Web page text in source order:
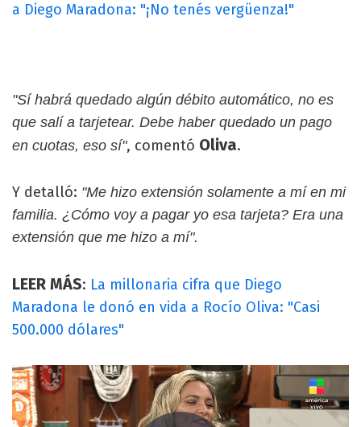
a Diego Maradona: "¡No tenés vergüenza!"
"Sí habrá quedado algún débito automático, no es
que salí a tarjetear. Debe haber quedado un pago
en cuotas, eso sí", comentó Oliva.
Y detalló: "Me hizo extensión solamente a mí en mi
familia. ¿Cómo voy a pagar yo esa tarjeta? Era una
extensión que me hizo a mí".
LEER MÁS: La millonaria cifra que Diego
Maradona le donó en vida a Rocío Oliva: "Casi
500.000 dólares"